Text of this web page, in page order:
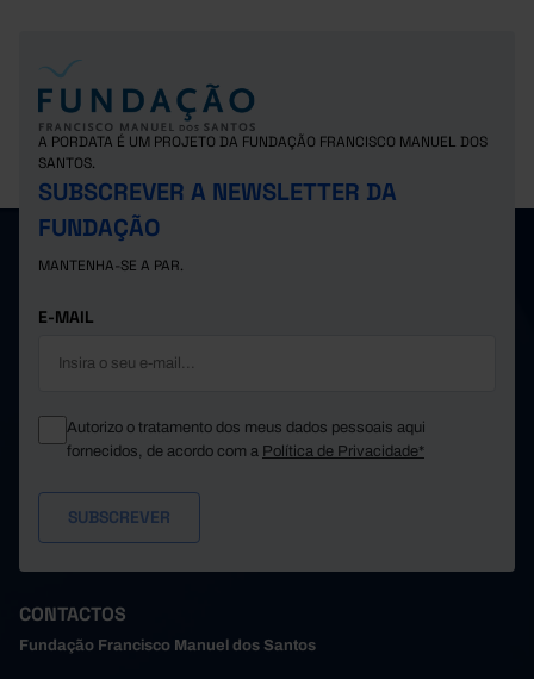
A PORDATA É UM PROJETO DA FUNDAÇÃO FRANCISCO MANUEL DOS
SANTOS.
SUBSCREVER A NEWSLETTER DA
FUNDAÇÃO
MANTENHA-SE A PAR.
E-MAIL
Autorizo o tratamento dos meus dados pessoais aqui
fornecidos, de acordo com a Política de Privacidade*
CONTACTOS
Fundação Francisco Manuel dos Santos